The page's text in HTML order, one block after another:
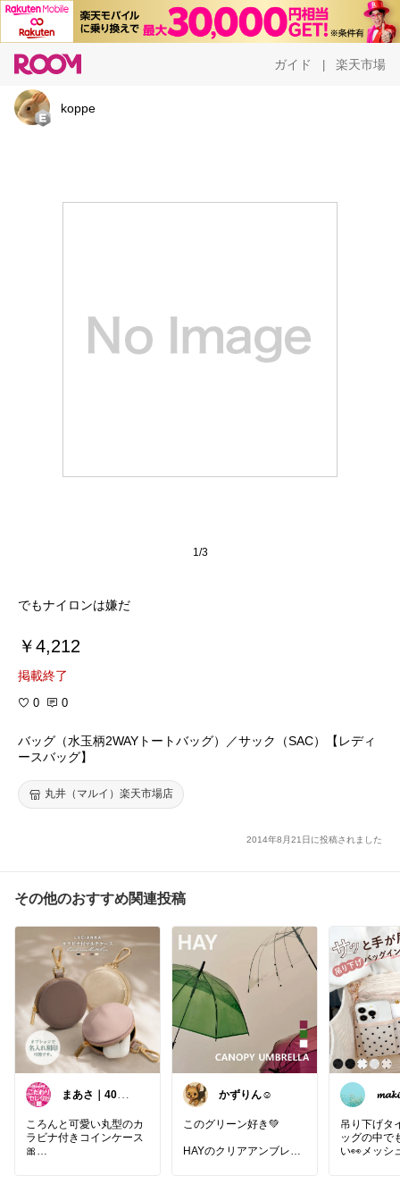
ガイド 楽天市場
koppe
1/3
でもナイロンは嫌だ
￥4,212
掲載終了
0 0
バッグ（水玉柄2WAYトートバッグ）／サック（SAC）【レディ
ースバッグ】
丸井（マルイ）楽天市場店
2014年8月21日に投稿されました
その他のおすすめ関連投稿
まあさ｜40代の
ト
ころんと可愛い丸型のカ
ラビナ付きコインケース
🎀
かずりん☺︎
このグリーン好き💚
HAYのクリアアンブレラ
吊り下げタ
ッグの中で
い👀メッシ